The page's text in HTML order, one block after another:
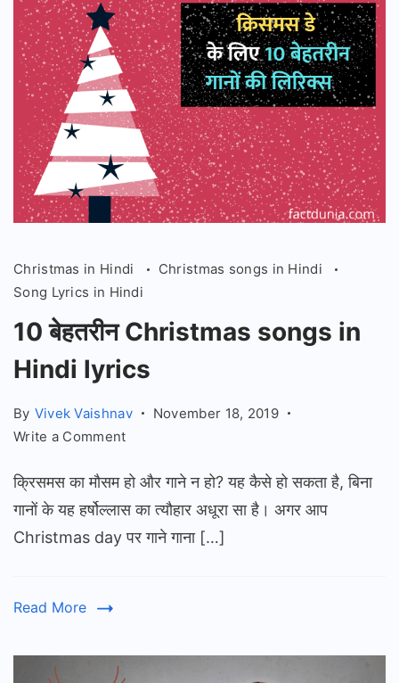
Rose
in
Hindi
Christmas in Hindi
Christmas songs in Hindi
Song Lyrics in Hindi
10 बेहतरीन Christmas songs in
Hindi lyrics
By Vivek Vaishnav
November 18, 2019
Write a Commenton
बेहतरीन
Christmas
songs
क्रिसमस का मौसम हो और गाने न हो? यह कैसे हो सकता है, बिना
गानों के यह हर्षोल्लास का त्यौहार अधूरा सा है। अगर आप
Christmas day पर गाने गाना […]
Read More